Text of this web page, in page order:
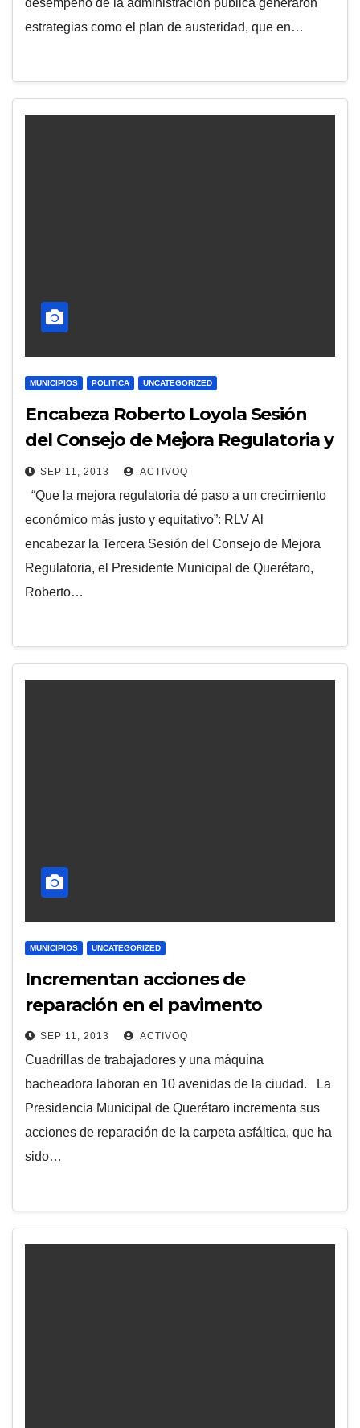
desempeño de la administración pública generaron
estrategias como el plan de austeridad, que en…
MUNICIPIOS POLITICA UNCATEGORIZED
Encabeza Roberto Loyola Sesión
del Consejo de Mejora Regulatoria y
Firma de Acuerdo de Colaboración
con COPARMEX
SEP 11, 2013 ACTIVOQ
“Que la mejora regulatoria dé paso a un crecimiento
económico más justo y equitativo”: RLV Al
encabezar la Tercera Sesión del Consejo de Mejora
Regulatoria, el Presidente Municipal de Querétaro,
Roberto…
MUNICIPIOS UNCATEGORIZED
Incrementan acciones de
reparación en el pavimento
SEP 11, 2013 ACTIVOQ
Cuadrillas de trabajadores y una máquina
bacheadora laboran en 10 avenidas de la ciudad. La
Presidencia Municipal de Querétaro incrementa sus
acciones de reparación de la carpeta asfáltica, que ha
sido…